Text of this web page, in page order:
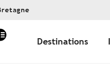
Destinations